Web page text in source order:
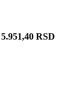
RSD